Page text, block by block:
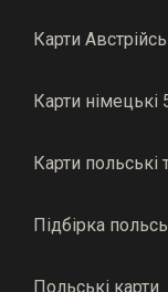
Карти
Карти
Карти польські
Підбірка
Польські карти